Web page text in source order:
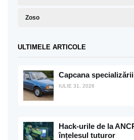
Zoso
ULTIMELE ARTICOLE
Capcana specializării
IULIE 31, 2026
Hack-urile de la
înțelesul tuturor